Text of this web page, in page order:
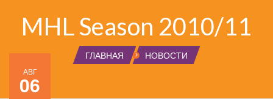
MHL Season 2010/11
ГЛАВНАЯ НОВОСТИ
АВГ
06